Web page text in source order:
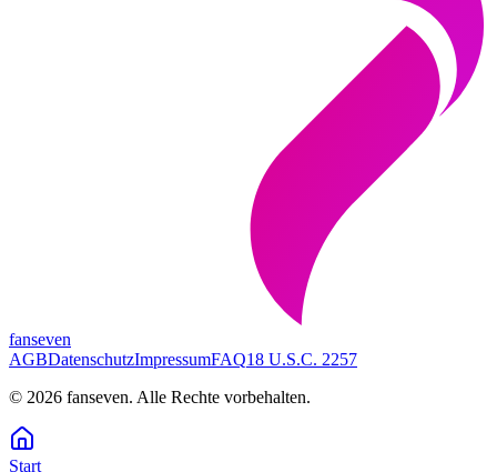
fanseven
AGBDatenschutzImpressumFAQ18 U.S.C. 2257
© 2026 fanseven. Alle Rechte vorbehalten.
Start